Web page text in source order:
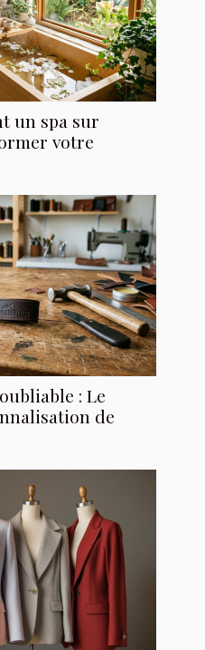
un spa sur
votre
: Le
de